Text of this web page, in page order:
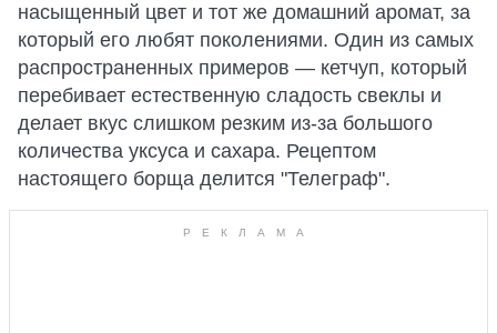
насыщенный цвет и тот же домашний аромат, за
который его любят поколениями. Один из самых
распространенных примеров — кетчуп, который
перебивает естественную сладость свеклы и
делает вкус слишком резким из-за большого
количества уксуса и сахара. Рецептом
настоящего борща делится "Телеграф".